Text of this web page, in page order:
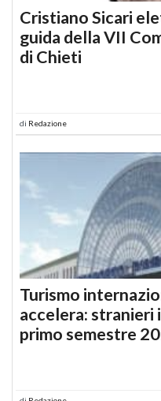
Cristiano Sicari
guida della VII
di Chieti
di Redazione
Turismo
accelera: stranieri
primo semestre